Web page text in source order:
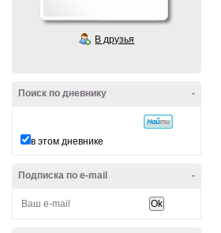
В друзья
-
Поиск по дневнику
в этом дневнике
-
Подписка по e-mail